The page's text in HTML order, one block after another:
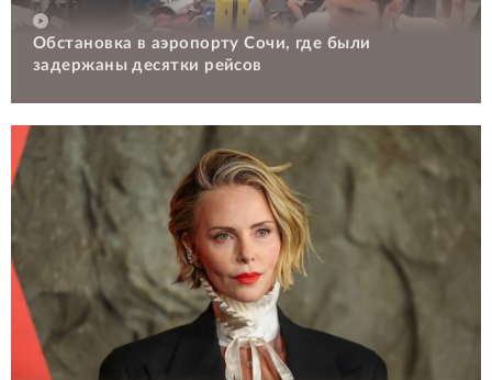
Обстановка в аэропорту Сочи, где были
задержаны десятки рейсов